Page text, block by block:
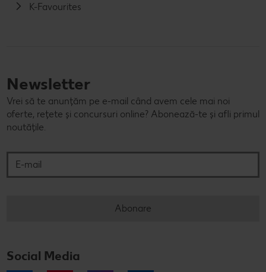
K-Favourites
Newsletter
Vrei să te anunțăm pe e-mail când avem cele mai noi
oferte, rețete și concursuri online? Abonează-te și afli primul
noutățile.
Abonare
Social Media